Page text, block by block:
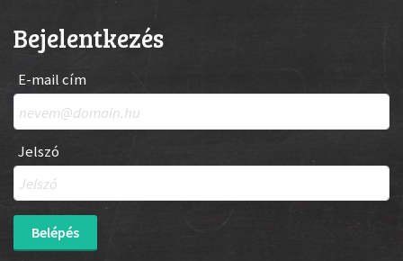
Bejelentkezés
E-mail cím
Jelszó